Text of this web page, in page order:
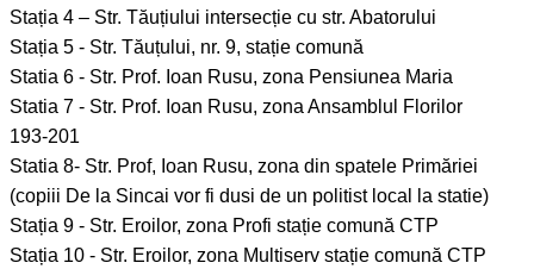
Stația 4 – Str. Tăuțiului intersecție cu str. Abatorului
Stația 5 - Str. Tăuțului, nr. 9, stație comună
Statia 6 - Str. Prof. Ioan Rusu, zona Pensiunea Maria
Statia 7 - Str. Prof. Ioan Rusu, zona Ansamblul Florilor
193-201
Statia 8- Str. Prof, Ioan Rusu, zona din spatele Primăriei
(copiii De la Sincai vor fi dusi de un politist local la statie)
Stația 9 - Str. Eroilor, zona Profi stație comună CTP
Stația 10 - Str. Eroilor, zona Multiserv stație comună CTP